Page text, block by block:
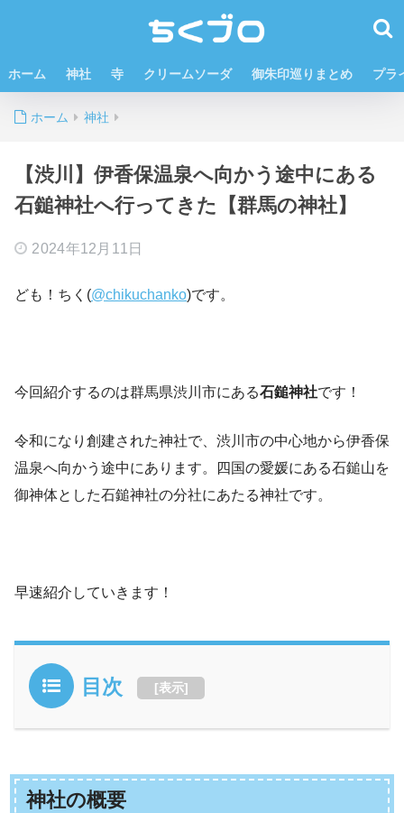
ホーム 神社 寺 クリームソーダ 御朱印巡りまとめ プラ
ホーム 神社
【渋川】伊香保温泉へ向かう途中にある
石鎚神社へ行ってきた【群馬の神社】
2024年12月11日
ども！ちく(@chikuchanko)です。
今回紹介するのは群馬県渋川市にある石鎚神社です！
令和になり創建された神社で、渋川市の中心地から伊香保
温泉へ向かう途中にあります。四国の愛媛にある石鎚山を
御神体とした石鎚神社の分社にあたる神社です。
早速紹介していきます！
目次 [表示]
神社の概要